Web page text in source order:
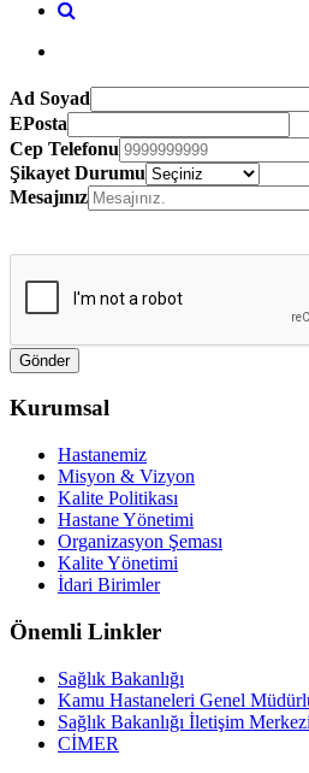
Ad Soyad
EPosta
Cep Telefonu
Şikayet Durumu
Mesajınız
Kurumsal
Hastanemiz
Misyon & Vizyon
Kalite Politikası
Hastane Yönetimi
Organizasyon Şeması
Kalite Yönetimi
İdari Birimler
Önemli Linkler
Sağlık Bakanlığı
Kamu Hastaneleri Genel
Sağlık Bakanlığı İletişim
CİMER